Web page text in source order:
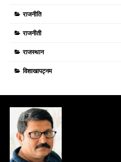
राजनीति
राजनीती
राजस्थान
विशाखापट्नम